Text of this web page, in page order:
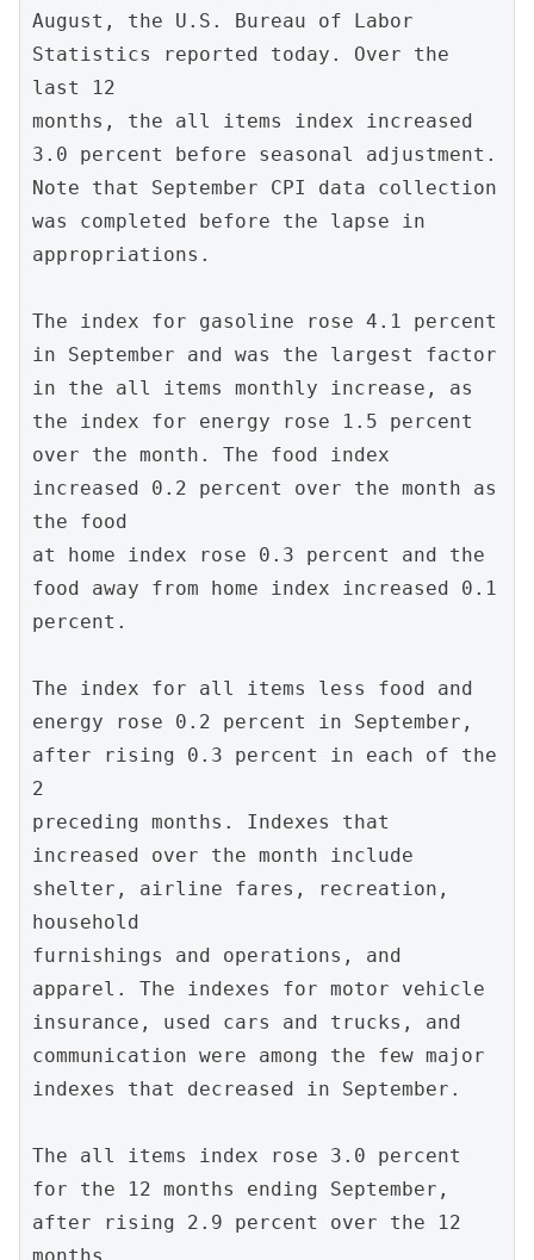
August, the U.S. Bureau of Labor
Statistics reported today. Over the
last 12
months, the all items index increased
3.0 percent before seasonal adjustment.
Note that September CPI data collection
was completed before the lapse in
appropriations.
The index for gasoline rose 4.1 percent
in September and was the largest factor
in the all items monthly increase, as
the index for energy rose 1.5 percent
over the month. The food index
increased 0.2 percent over the month as
the food
at home index rose 0.3 percent and the
food away from home index increased 0.1
percent.
The index for all items less food and
energy rose 0.2 percent in September,
after rising 0.3 percent in each of the
2
preceding months. Indexes that
increased over the month include
shelter, airline fares, recreation,
household
furnishings and operations, and
apparel. The indexes for motor vehicle
insurance, used cars and trucks, and
communication were among the few major
indexes that decreased in September.
The all items index rose 3.0 percent
for the 12 months ending September,
after rising 2.9 percent over the 12